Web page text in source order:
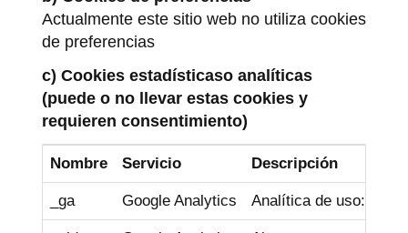
Actualmente este sitio web no utiliza cookies
de preferencias
c) Cookies estadísticaso analíticas
(puede o no llevar estas cookies y
requieren consentimiento)
Nombre Servicio Descripción
_ga Google Analytics Analítica de uso: nº